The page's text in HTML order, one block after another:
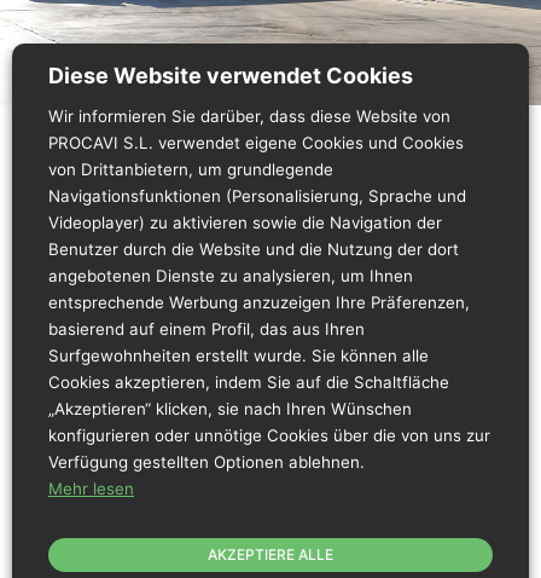
Diese Website verwendet Cookies
Wir informieren Sie darüber, dass diese Website von
PROCAVI S.L. verwendet eigene Cookies und Cookies
von Drittanbietern, um grundlegende
Navigationsfunktionen (Personalisierung, Sprache und
Videoplayer) zu aktivieren sowie die Navigation der
Benutzer durch die Website und die Nutzung der dort
angebotenen Dienste zu analysieren, um Ihnen
entsprechende Werbung anzuzeigen Ihre Präferenzen,
basierend auf einem Profil, das aus Ihren
Surfgewohnheiten erstellt wurde. Sie können alle
Cookies akzeptieren, indem Sie auf die Schaltfläche
„Akzeptieren“ klicken, sie nach Ihren Wünschen
konfigurieren oder unnötige Cookies über die von uns zur
Verfügung gestellten Optionen ablehnen.
Mehr lesen
AKZEPTIERE ALLE